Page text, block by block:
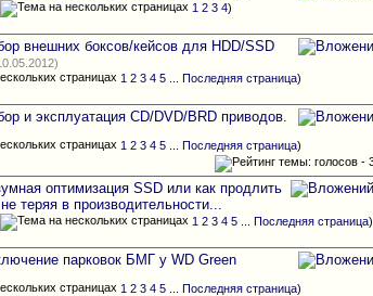
1 2 3 4)
внешних боксов/кейсов для HDD/SSD
1 2 3 4 5 ...Последняя страница)
и эксплуатация CD/DVD/BRD приводов.
1 2 3 4 5 ...Последняя страница)
оптимизация SSD или как продлить
теряя в производительности...
1 2 3 4 5 ...Последняя страница)
парковок БМГ у WD Green
1 2 3 4 5 ...Последняя страница)